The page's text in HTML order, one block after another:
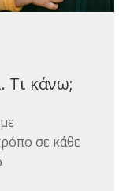
Τι κάνω;
σε κάθε